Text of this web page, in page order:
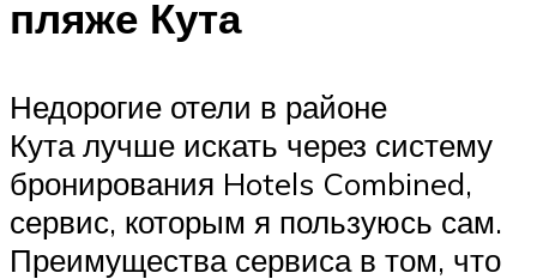
пляже Кута
Недорогие отели в районе
Кута лучше искать через систему
бронирования Hotels Combined,
сервис, которым я пользуюсь сам.
Преимущества сервиса в том, что